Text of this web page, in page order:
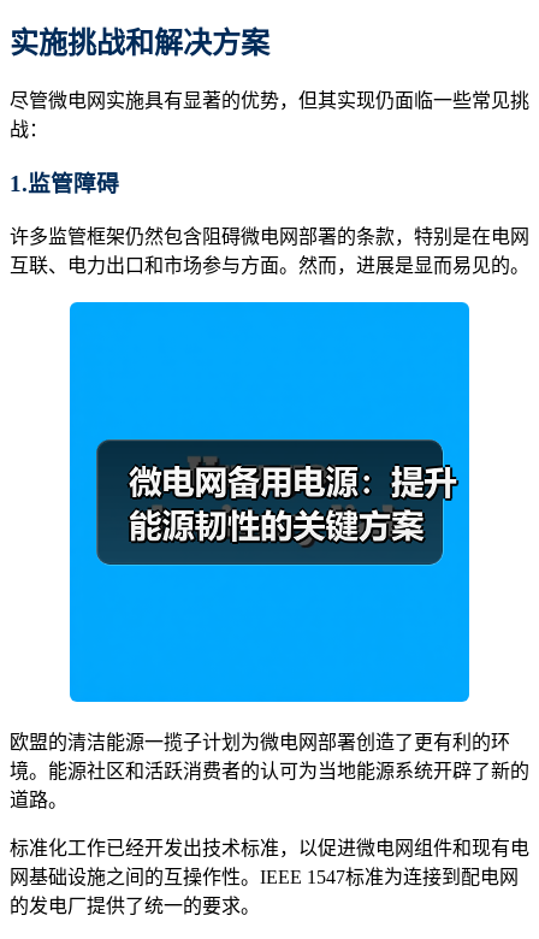
实施挑战和解决方案
尽管微电网实施具有显著的优势，但其实现仍面临一些常见挑
战：
1.监管障碍
许多监管框架仍然包含阻碍微电网部署的条款，特别是在电网
互联、电力出口和市场参与方面。然而，进展是显而易见的。
欧盟的清洁能源一揽子计划为微电网部署创造了更有利的环
境。能源社区和活跃消费者的认可为当地能源系统开辟了新的
道路。
标准化工作已经开发出技术标准，以促进微电网组件和现有电
网基础设施之间的互操作性。IEEE 1547标准为连接到配电网
的发电厂提供了统一的要求。